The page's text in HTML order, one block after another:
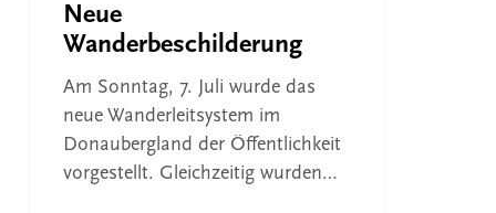
Neue
Wanderbeschilderung
Am Sonntag, 7. Juli wurde das
neue Wanderleitsystem im
Donaubergland der Öffentlichkeit
vorgestellt. Gleichzeitig wurden…